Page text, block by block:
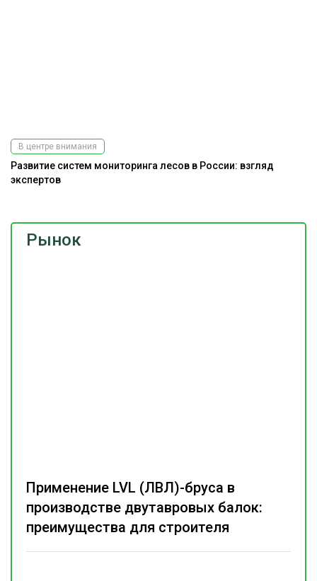
Рынок
Применение LVL (ЛВЛ)-бруса в
производстве двутавровых балок:
преимущества для строителя
В центре внимания
Развитие систем мониторинга лесов в России: взгляд
экспертов